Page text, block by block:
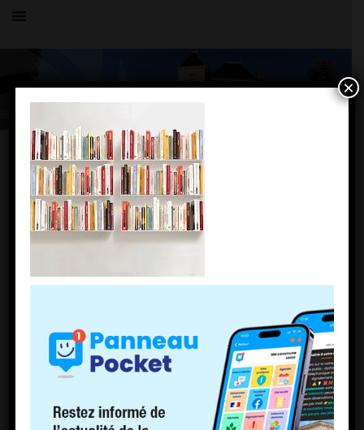
Toutes les actualités
LE VILLAGE
images (1)
×